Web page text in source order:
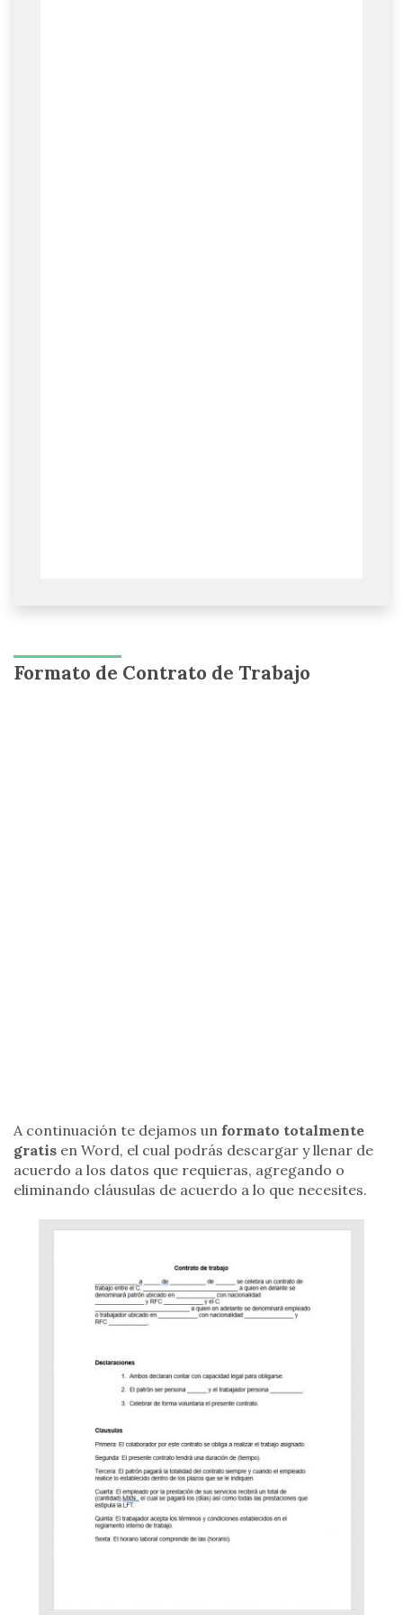
Formato de Contrato de Trabajo
A continuación te dejamos un formato totalmente
gratis en Word, el cual podrás descargar y llenar de
acuerdo a los datos que requieras, agregando o
eliminando cláusulas de acuerdo a lo que necesites.